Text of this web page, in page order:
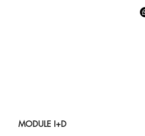
MODULE I+D